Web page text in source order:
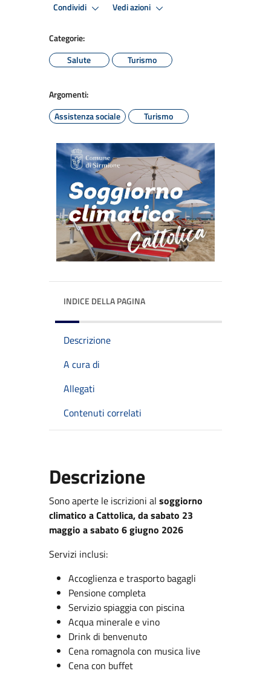
Condividi Vedi azioni
Categorie:
Salute
Turismo
Argomenti:
Assistenza sociale
Turismo
INDICE DELLA PAGINA
Descrizione
A cura di
Allegati
Contenuti correlati
Descrizione
Sono aperte le iscrizioni al soggiorno
climatico a Cattolica, da sabato 23
maggio a sabato 6 giugno 2026
Servizi inclusi:
Accoglienza e trasporto bagagli
Pensione completa
Servizio spiaggia con piscina
Acqua minerale e vino
Drink di benvenuto
Cena romagnola con musica live
Cena con buffet